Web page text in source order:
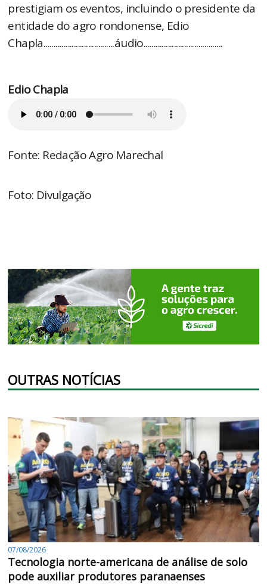
prestigiam os eventos, incluindo o presidente da
entidade do agro rondonense, Edio
Chapla...................................áudio.......................................
Edio Chapla
Fonte: Redação Agro Marechal
Foto: Divulgação
OUTRAS NOTÍCIAS
07/08/2026
Tecnologia norte-americana de análise de solo
pode auxiliar produtores paranaenses